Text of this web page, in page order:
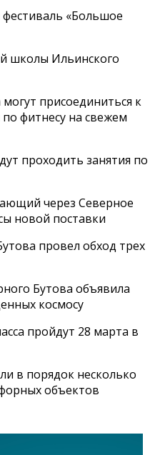
«Большое
школы Ильинского
присоединиться к
фитнесу на свежем
проходить занятия по
через Северное
новой поставки
провел обход трех
Бутова объявила
космосу
пройдут 28 марта в
в порядок несколько
объектов